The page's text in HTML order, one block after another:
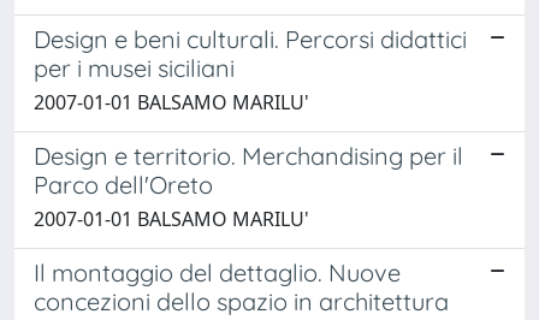
Design e beni culturali. Percorsi didattici
per i musei siciliani
2007-01-01 BALSAMO MARILU'
Design e territorio. Merchandising per il
Parco dell'Oreto
2007-01-01 BALSAMO MARILU'
Il montaggio del dettaglio. Nuove
concezioni dello spazio in architettura